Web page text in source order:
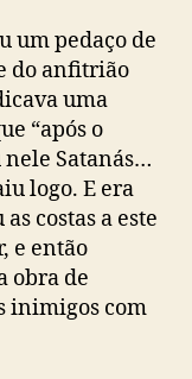
um pedaço de
do anfitrião
uma
“após o
Satanás…
logo. E era
costas a este
e então
obra de
inimigos com